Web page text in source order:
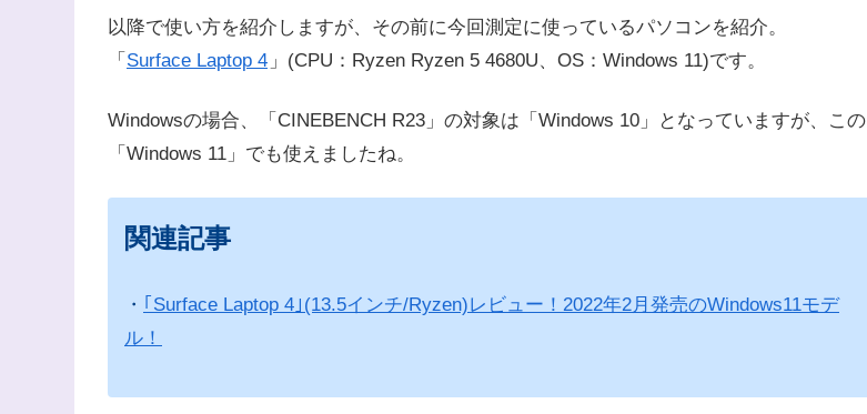
以降で使い方を紹介しますが、その前に今回測定に使っているパソコンを紹介。
「 Surface Laptop 4 」(CPU：Ryzen Ryzen 5 4680U、OS：Windows 11)です。
Windowsの場合、「CINEBENCH R23」の対象は「Windows 10」となっていますが、この
「Windows 11」でも使えましたね。
関連記事
・ ｢Surface Laptop 4｣(13.5インチ/Ryzen)レビュー！2022年2月発売のWindows11モデ
ル！